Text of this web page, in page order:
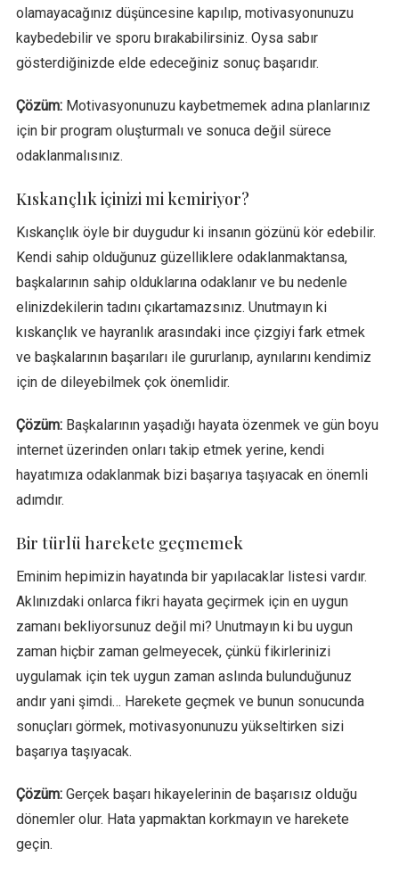
olamayacağınız düşüncesine kapılıp, motivasyonunuzu
kaybedebilir ve sporu bırakabilirsiniz. Oysa sabır
gösterdiğinizde elde edeceğiniz sonuç başarıdır.
Çözüm:Motivasyonunuzu kaybetmemek adına planlarınız
için bir program oluşturmalı ve sonuca değil sürece
odaklanmalısınız.
Kıskançlık içinizi mi kemiriyor?
Kıskançlık öyle bir duygudur ki insanın gözünü kör edebilir.
Kendi sahip olduğunuz güzelliklere odaklanmaktansa,
başkalarının sahip olduklarına odaklanır ve bu nedenle
elinizdekilerin tadını çıkartamazsınız. Unutmayın ki
kıskançlık ve hayranlık arasındaki ince çizgiyi fark etmek
ve başkalarının başarıları ile gururlanıp, aynılarını kendimiz
için de dileyebilmek çok önemlidir.
Çözüm:Başkalarının yaşadığı hayata özenmek ve gün boyu
internet üzerinden onları takip etmek yerine, kendi
hayatımıza odaklanmak bizi başarıya taşıyacak en önemli
adımdır.
Bir türlü harekete geçmemek
Eminim hepimizin hayatında bir yapılacaklar listesi vardır.
Aklınızdaki onlarca fikri hayata geçirmek için en uygun
zamanı bekliyorsunuz değil mi? Unutmayın ki bu uygun
zaman hiçbir zaman gelmeyecek, çünkü fikirlerinizi
uygulamak için tek uygun zaman aslında bulunduğunuz
andır yani şimdi… Harekete geçmek ve bunun sonucunda
sonuçları görmek, motivasyonunuzu yükseltirken sizi
başarıya taşıyacak.
Çözüm:Gerçek başarı hikayelerinin de başarısız olduğu
dönemler olur. Hata yapmaktan korkmayın ve harekete
geçin.